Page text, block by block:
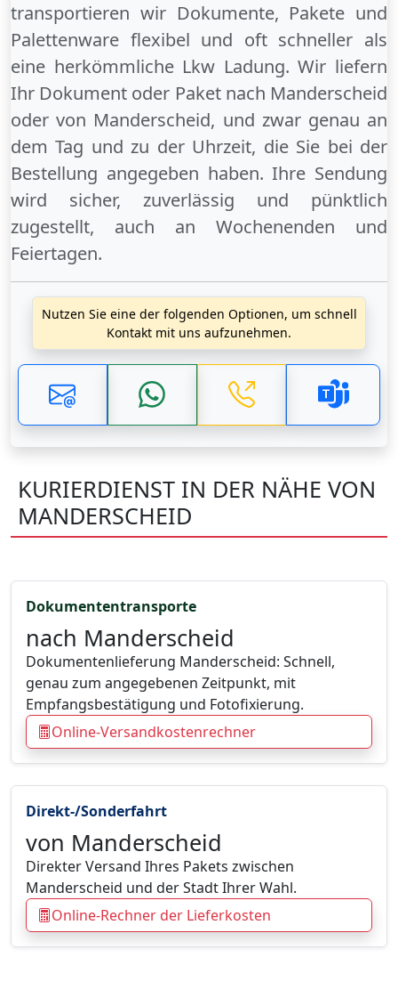
transportieren wir Dokumente, Pakete und
Palettenware flexibel und oft schneller als
eine herkömmliche Lkw Ladung. Wir liefern
Ihr Dokument oder Paket nach Manderscheid
odervon Manderscheid, und zwar genau an
dem Tag und zu der Uhrzeit, die Sie bei der
Bestellung angegeben haben. Ihre Sendung
wird sicher, zuverlässig und pünktlich
zugestellt, auch an Wochenenden und
Feiertagen.
Nutzen Sie eine der folgenden Optionen, um schnell
Kontakt mit uns aufzunehmen.
KURIERDIENST IN DER NÄHE VON
MANDERSCHEID
Direkt-/Sonderfahrt
von Manderscheid
Direkter Versand Ihres Pakets zwischen
Manderscheid und der Stadt Ihrer Wahl.
Online-Rechner der Lieferkosten
Dokumententransporte
nach Manderscheid
Dokumentenlieferung Manderscheid: Schnell,
genau zum angegebenen Zeitpunkt, mit
Empfangsbestätigung und Fotofixierung.
Online-Versandkostenrechner